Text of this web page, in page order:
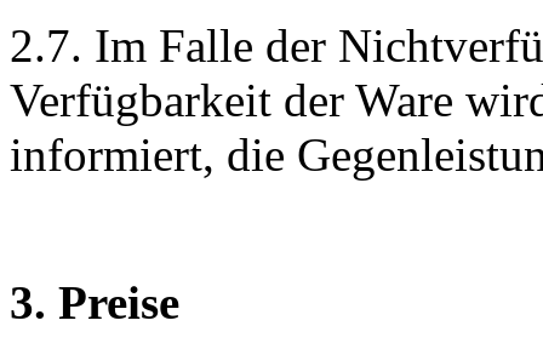
2.7. Im Falle der
Verfügbarkeit der Ware
informiert, die
3. Preise